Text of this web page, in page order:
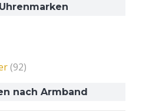
Uhrenmarken
(92)
nach Armband